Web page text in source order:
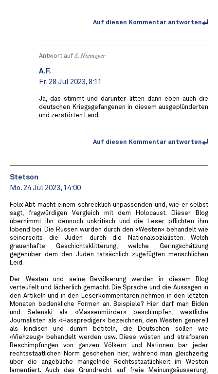
Auf diesen Kommentar antworten
Antwort auf S. Niemeyer
A.F.
Fr. 28 Jul 2023, 8:11
Ja, das stimmt und darunter litten dann eben auch die
deutschen Kriegsgefangenen in diesem ausgeplünderten
und zerstörten Land.
Auf diesen Kommentar antworten
Stetson
Mo. 24 Jul 2023, 14:00
Felix Abt macht einem schrecklich unpassenden und, wie er selbst
sagt, fragwürdigen Vergleich mit dem Holocaust. Dieser Blog
übernimmt ihn dennoch unkritisch und die Leser pflichten ihm
lobend bei. Die Russen würden durch den «Westen» behandelt wie
seinerseits die Juden durch die Nationalsozialisten. Welch
grauenhafte Geschichtsklitterung, welche Geringschätzung
gegenüber dem den Juden tatsächlich zugefügten menschlichen
Leid.
Der Westen und seine Bevölkerung werden in diesem Blog
verteufelt und lächerlich gemacht. Die Sprache und die Aussagen in
den Artikeln und in den Leserkommentaren nehmen in den letzten
Monaten bedenkliche Formen an. Beispiele? Hier darf man Biden
und Selenski als «Massenmörder» beschimpfen, westliche
Journalisten als «Hassprediger» bezeichnen, den Westen generell
als kindisch und dumm betiteln, die Deutschen sollen wie
«Viehzeug» behandelt werden usw. Diese wüsten und strafbaren
Beschimpfungen von ganzen Völkern und Nationen bar jeder
rechtsstaatlichen Norm geschehen hier, während man gleichzeitig
über die angebliche mangelnde Rechtsstaatlichkeit im Westen
lamentiert. Auch das Grundrecht auf freie Meinungsäusserung,